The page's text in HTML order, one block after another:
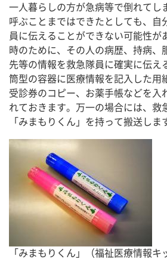
一人暮らしの方が急病等で倒れてし
呼ぶことまではできたとしても、自
員に伝えることができない可能性が
時のために、その人の病歴、持病、
先等の情報を救急隊員に確実に伝え
筒型の容器に医療情報を記入した用
受診券のコピー、お薬手帳などを入
れておきます。万一の場合には、救
「みまもりくん」を持って搬送しま
「みまもりくん」（福祉医療情報